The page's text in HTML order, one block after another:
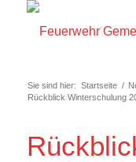
Sie sind hier: Startseite /
Rückblick Winterschulung